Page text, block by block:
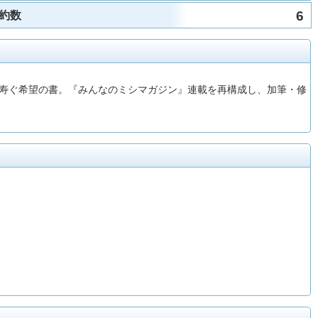
数 6
希望の書。『みんなのミシマガジン』連載を再構成し、加筆・修